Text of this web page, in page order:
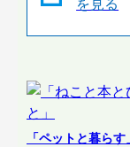
を見る
「ペットと暮らす